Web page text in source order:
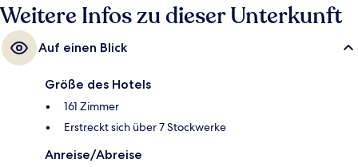
Weitere Infos zu dieser Unterkunft
Auf einen Blick
Größe des Hotels
161 Zimmer
Erstreckt sich über 7 Stockwerke
Anreise/Abreise